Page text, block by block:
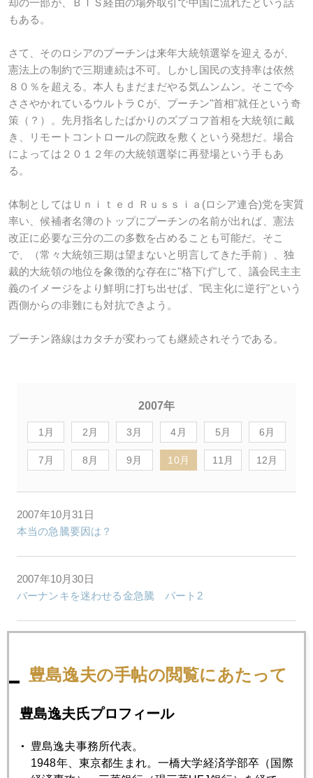
却の一部が、ＢＩＳ経由の場外取引で中国に流れたという話
もある。
さて、そのロシアのプーチンは来年大統領選挙を迎えるが、
憲法上の制約で三期連続は不可。しかし国民の支持率は依然
８０％を超える。本人もまだまだやる気ムンムン。そこで今
ささやかれているウルトラＣが、プーチン"首相"就任という奇
策（？）。先月指名したばかりのズブコフ首相を大統領に戴
き、リモートコントロールの院政を敷くという発想だ。場合
によっては２０１２年の大統領選挙に再登場という手もあ
る。
体制としてはＵｎｉｔｅｄ Ｒｕｓｓｉａ(ロシア連合)党を実質
率い、候補者名簿のトップにプーチンの名前が出れば、憲法
改正に必要な三分の二の多数を占めることも可能だ。そこ
で、（常々大統領三期は望まないと明言してきた手前）、独
裁的大統領の地位を象徴的な存在に"格下げ"して、議会民主主
義のイメージをより鮮明に打ち出せば、"民主化に逆行"という
西側からの非難にも対抗できよう。
プーチン路線はカタチが変わっても継続されそうである。
2007年
1月 2月 3月 4月 5月 6月
7月 8月 9月 10月 11月 12月
2007年10月31日
本当の急騰要因は？
2007年10月30日
バーナンキを迷わせる金急騰 パート2
2007年10月26日
メリルショックの後で
2007年10月25日
豊島逸夫の手帖の閲覧にあたって
豊島逸夫氏プロフィール
豊島逸夫事務所代表。
1948年、東京都生まれ。一橋大学経済学部卒（国際